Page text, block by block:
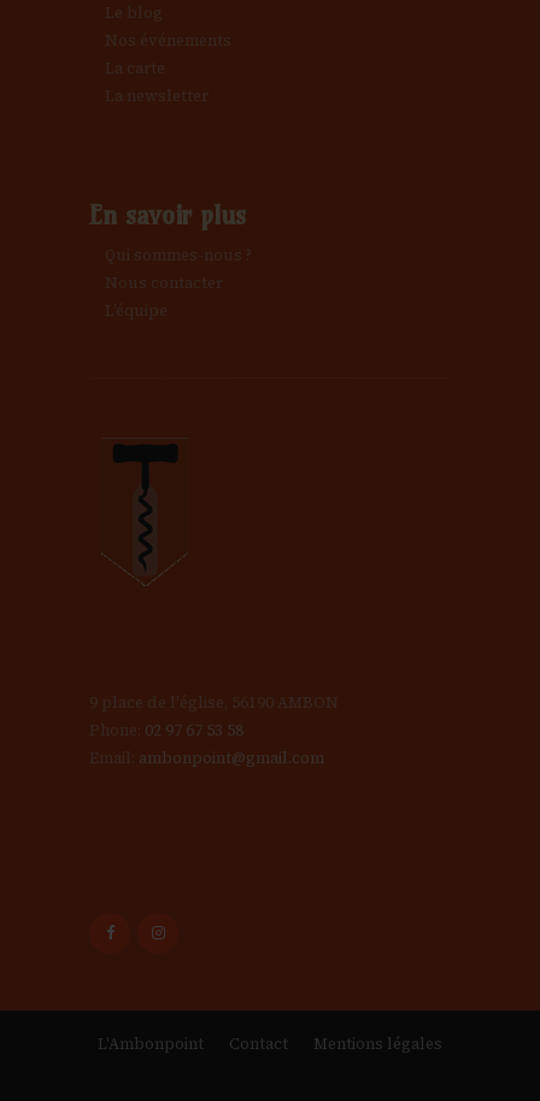
Le blog
Nos événements
La carte
La newsletter
En savoir plus
Qui sommes-nous ?
Nous contacter
L’équipe
9 place de l'église, 56190 AMBON
Phone: 02 97 67 53 58
Email: ambonpoint@gmail.com
L'Ambonpoint Contact Mentions légales